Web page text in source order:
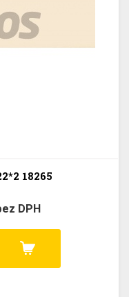
18265
DPH